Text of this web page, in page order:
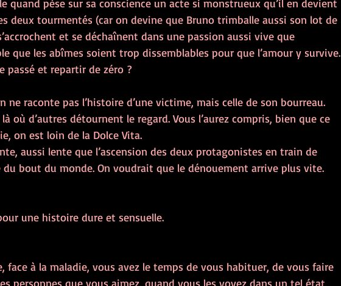
quand pèse sur sa conscience un acte si monstrueux qu’il en devient
deux tourmentés (car on devine que Bruno trimballe aussi son lot de
et se déchaînent dans une passion aussi vive que
que les abîmes soient trop dissemblables pour que l’amour y survive.
passé et repartir de zéro ?
ne raconte pas l’histoire d’une victime, mais celle de son bourreau.
où d’autres détournent le regard. Vous l’aurez compris, bien que ce
on est loin de la Dolce Vita.
aussi lente que l’ascension des deux protagonistes en train de
du bout du monde. On voudrait que le dénouement arrive plus vite.
une histoire dure et sensuelle.
face à la maladie, vous avez le temps de vous habituer, de vous faire
personnes que vous aimez, quand vous les voyez dans un tel état,